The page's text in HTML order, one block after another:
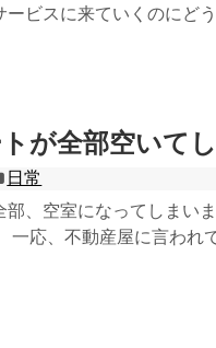
ービスに来ていくのにど
が全部空いて
日常
、空室になってしまい
一応、不動産屋に言われ